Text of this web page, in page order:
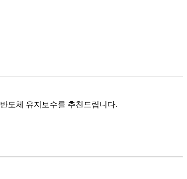
도체 유지보수를 추천드립니다.